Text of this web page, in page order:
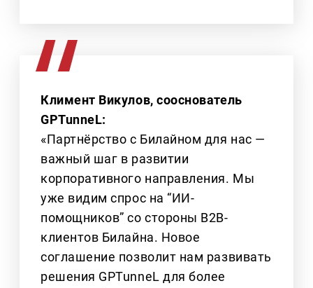
Климент Викулов, сооснователь
GPTunneL:
«Партнёрство с Билайном для нас —
важный шаг в развитии
корпоративного направления. Мы
уже видим спрос на “ИИ-
помощников” со стороны B2B-
клиентов Билайна. Новое
соглашение позволит нам развивать
решения GPTunneL для более